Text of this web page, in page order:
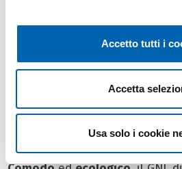
Accetto tutti i
Accetta
Usa solo i cookie
del GNL può essere inferiore
gasolio.
dal punto di vista
trasportabile, anche senza
lunga percorrenza, tramite